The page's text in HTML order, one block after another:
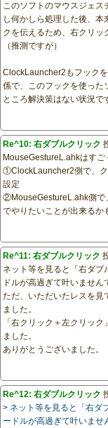
このソフトのマウスジェス
し何かしら処理した後、
クを伝えるため、右クリッ
（推測ですが）
ClockLauncher2もフック
係で、このフックを使った
ところ解決策はない状況で
Re^10: 右ダブルクリック
MouseGestureL.ahkはす
①ClockLauncher2側で、ク
設定
②MouseGestureL.ahk側で
でやりたいことが出来るか
Re^11: 右ダブルクリック
ネット等を見ると「右ダブ
ドルが高過ぎて叶いません
ただ、いただいたレスを見
ました。
「右クリック＋左クリッ
ました。
ありがとうございました。
Re^12: 右ダブルクリック
> ネット等を見ると「右ダ
ードルが高過ぎて叶いませ